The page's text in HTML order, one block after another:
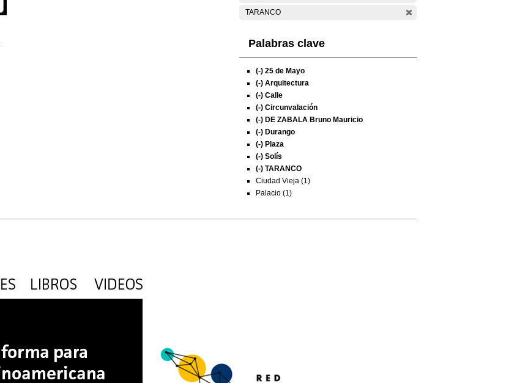
TARANCO
Palabras clave
(-) 25 de Mayo
(-) Arquitectura
(-) Calle
(-) Circunvalación
(-) DE ZABALA Bruno Mauricio
(-) Durango
(-) Plaza
(-) Solís
(-) TARANCO
Ciudad Vieja (1)
Palacio (1)